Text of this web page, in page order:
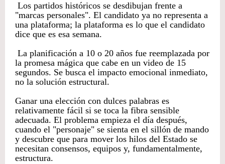
Los partidos históricos se desdibujan frente a
"marcas personales". El candidato ya no representa a
una plataforma; la plataforma es lo que el candidato
dice que es esa semana.
La planificación a 10 o 20 años fue reemplazada por
la promesa mágica que cabe en un video de 15
segundos. Se busca el impacto emocional inmediato,
no la solución estructural.
Ganar una elección con dulces palabras es
relativamente fácil si se toca la fibra sensible
adecuada. El problema empieza el día después,
cuando el "personaje" se sienta en el sillón de mando
y descubre que para mover los hilos del Estado se
necesitan consensos, equipos y, fundamentalmente,
estructura.